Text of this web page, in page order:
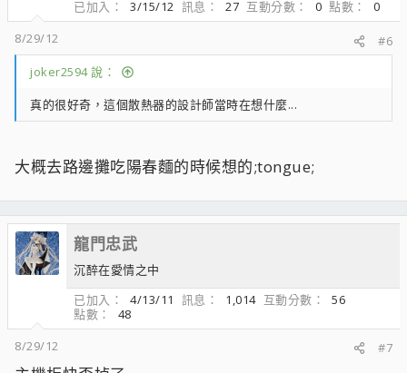
已加入
3/15/12 訊息 27 互動分數 0 點數
0
8/29/12
#6
joker2594 說：
真的很好奇，這個散熱器的設計師當時在想什麼...
大概去路邊攤吃陽春麵的時候想的;tongue;
龍門忠武
沉醉在愛情之中
已加入
4/13/11 訊息 1,014 互動分數
56
點數
48
8/29/12
#7